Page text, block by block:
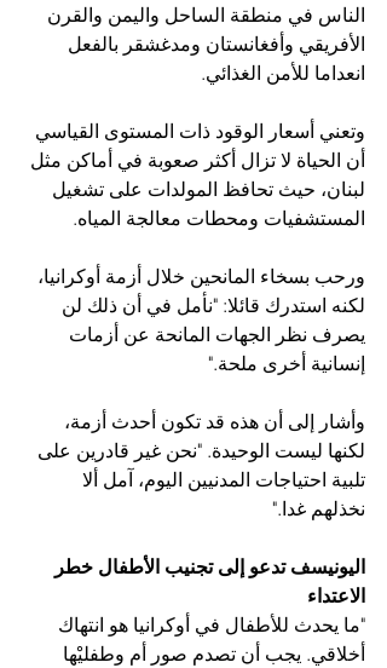
الناس في منطقة الساحل واليمن والقرن
الأفريقي وأفغانستان ومدغشقر بالفعل
انعداما للأمن الغذائي.
وتعني أسعار الوقود ذات المستوى القياسي
أن الحياة لا تزال أكثر صعوبة في أماكن مثل
لبنان، حيث تحافظ المولدات على تشغيل
المستشفيات ومحطات معالجة المياه.
ورحب بسخاء المانحين خلال أزمة أوكرانيا،
لكنه استدرك قائلا: "نأمل في أن ذلك لن
يصرف نظر الجهات المانحة عن أزمات
إنسانية أخرى ملحة."
وأشار إلى أن هذه قد تكون أحدث أزمة،
لكنها ليست الوحيدة. "نحن غير قادرين على
تلبية احتياجات المدنيين اليوم، آمل ألا
نخذلهم غدا."
اليونيسف تدعو إلى تجنيب الأطفال خطر
الاعتداء
"ما يحدث للأطفال في أوكرانيا هو انتهاك
أخلاقي. يجب أن تصدم صور أم وطفليْها